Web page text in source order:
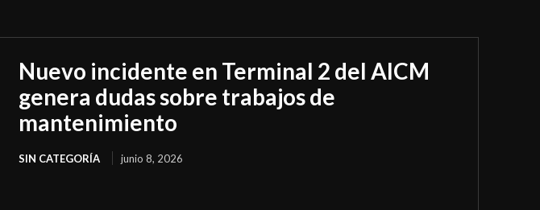
Nuevo incidente en Terminal 2 del AICM
genera dudas sobre trabajos de
mantenimiento
SIN CATEGORÍA junio 8, 2026